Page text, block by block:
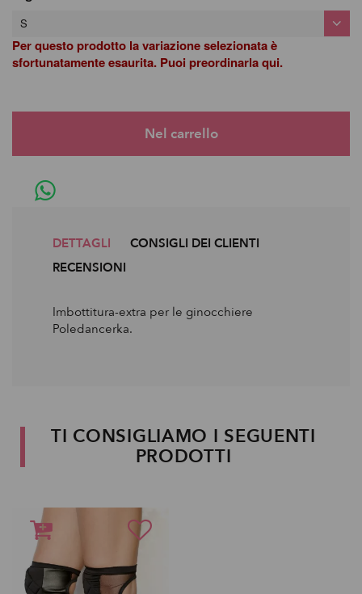
S
Per questo prodotto la variazione selezionata è
sfortunatamente esaurita. Puoi preordinarla qui.
DETTAGLI
CONSIGLI DEI CLIENTI
RECENSIONI
Imbottitura-extra per le ginocchiere
Poledancerka.
TI CONSIGLIAMO I SEGUENTI
PRODOTTI